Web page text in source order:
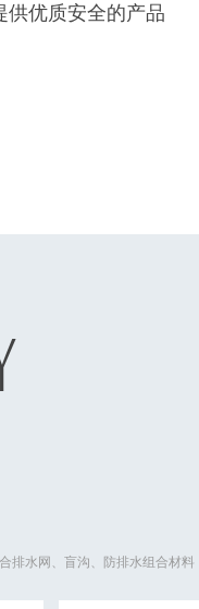
供优质安全的产品
排水网、盲沟、防排水组合材料